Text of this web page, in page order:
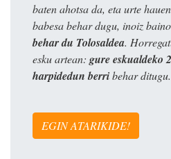
baten ahotsa da, eta urte
babesa behar dugu, inoiz
behar du Tolosaldea.
esku artean: gure eskualdeko
harpidedun berribehar ditugu.
EGIN ATARIKIDE!